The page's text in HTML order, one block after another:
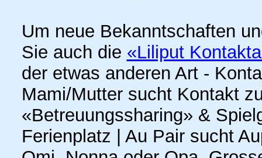
Um neue Bekanntschaften
Sie auch die «Liliput
der etwas anderen Art -
Mami/Mutter sucht Kontakt
«Betreuungssharing» &
Ferienplatz | Au Pair sucht